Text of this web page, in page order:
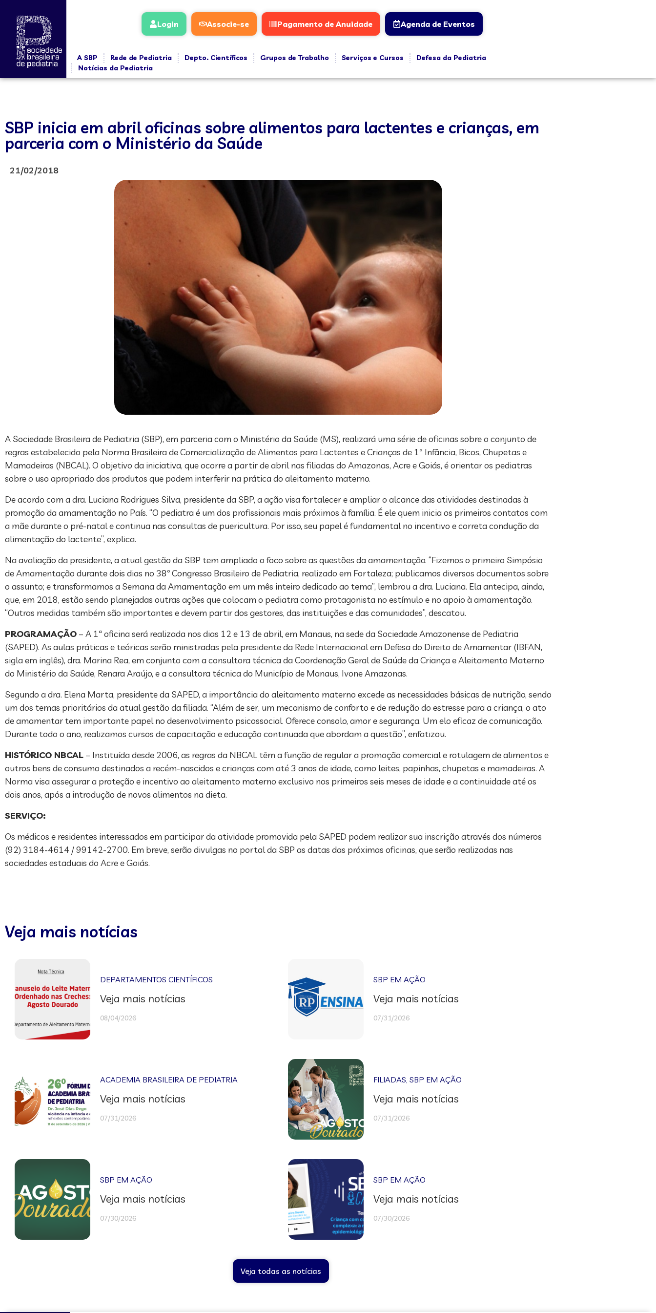
Login Associe-se Pagamento de Anuidade Agenda de Eventos
A SBP Rede de Pediatria Depto. Científicos Grupos de Trabalho Serviços e Cursos
Defesa da Pediatria
Notícias da Pediatria
SBP inicia em abril oficinas sobre alimentos para lactentes e crianças, em
parceria com o Ministério da Saúde
21/02/2018
A Sociedade Brasileira de Pediatria (SBP), em parceria com o Ministério da Saúde (MS), realizará uma série de oficinas sobre o conjunto de
regras estabelecido pela Norma Brasileira de Comercialização de Alimentos para Lactentes e Crianças de 1ª Infância, Bicos, Chupetas e
Mamadeiras (NBCAL). O objetivo da iniciativa, que ocorre a partir de abril nas filiadas do Amazonas, Acre e Goiás, é orientar os pediatras
sobre o uso apropriado dos produtos que podem interferir na prática do aleitamento materno.
De acordo com a dra. Luciana Rodrigues Silva, presidente da SBP, a ação visa fortalecer e ampliar o alcance das atividades destinadas à
promoção da amamentação no País. “O pediatra é um dos profissionais mais próximos à família. É ele quem inicia os primeiros contatos com
a mãe durante o pré-natal e continua nas consultas de puericultura. Por isso, seu papel é fundamental no incentivo e correta condução da
alimentação do lactente”, explica.
Na avaliação da presidente, a atual gestão da SBP tem ampliado o foco sobre as questões da amamentação. “Fizemos o primeiro Simpósio
de Amamentação durante dois dias no 38º Congresso Brasileiro de Pediatria, realizado em Fortaleza; publicamos diversos documentos sobre
o assunto; e transformamos a Semana da Amamentação em um mês inteiro dedicado ao tema”, lembrou a dra. Luciana. Ela antecipa, ainda,
que, em 2018, estão sendo planejadas outras ações que colocam o pediatra como protagonista no estímulo e no apoio à amamentação.
“Outras medidas também são importantes e devem partir dos gestores, das instituições e das comunidades”, descatou.
PROGRAMAÇÃO – A 1ª oficina será realizada nos dias 12 e 13 de abril, em Manaus, na sede da Sociedade Amazonense de Pediatria
(SAPED). As aulas práticas e teóricas serão ministradas pela presidente da Rede Internacional em Defesa do Direito de Amamentar (IBFAN,
sigla em inglês), dra. Marina Rea, em conjunto com a consultora técnica da Coordenação Geral de Saúde da Criança e Aleitamento Materno
do Ministério da Saúde, Renara Araújo, e a consultora técnica do Município de Manaus, Ivone Amazonas.
Segundo a dra. Elena Marta, presidente da SAPED, a importância do aleitamento materno excede as necessidades básicas de nutrição, sendo
um dos temas prioritários da atual gestão da filiada. “Além de ser, um mecanismo de conforto e de redução do estresse para a criança, o ato
de amamentar tem importante papel no desenvolvimento psicossocial. Oferece consolo, amor e segurança. Um elo eficaz de comunicação.
Durante todo o ano, realizamos cursos de capacitação e educação continuada que abordam a questão”, enfatizou.
HISTÓRICO NBCAL – Instituída desde 2006, as regras da NBCAL têm a função de regular a promoção comercial e rotulagem de alimentos e
outros bens de consumo destinados a recém-nascidos e crianças com até 3 anos de idade, como leites, papinhas, chupetas e mamadeiras. A
Norma visa assegurar a proteção e incentivo ao aleitamento materno exclusivo nos primeiros seis meses de idade e a continuidade até os
dois anos, após a introdução de novos alimentos na dieta.
SERVIÇO:
Os médicos e residentes interessados em participar da atividade promovida pela SAPED podem realizar sua inscrição através dos números
(92) 3184-4614 / 99142-2700. Em breve, serão divulgas no portal da SBP as datas das próximas oficinas, que serão realizadas nas
sociedades estaduais do Acre e Goiás.
Veja mais notícias
DEPARTAMENTOS CIENTÍFICOS
Veja mais notícias
08/04/2026
SBP EM AÇÃO
Veja mais notícias
07/31/2026
ACADEMIA BRASILEIRA DE PEDIATRIA
Veja mais notícias
07/31/2026
FILIADAS ,SBP EM AÇÃO
Veja mais notícias
07/31/2026
SBP EM AÇÃO
Veja mais notícias
07/30/2026
SBP EM AÇÃO
Veja mais notícias
07/30/2026
Veja todas as notícias